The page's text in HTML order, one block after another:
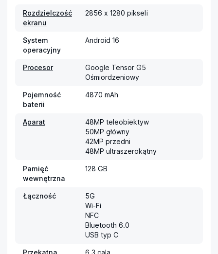
Rozdzielczość
ekranu
2856 x 1280 pikseli
System
operacyjny
Android 16
Procesor
Google Tensor G5
Ośmiordzeniowy
Pojemność
baterii
4870 mAh
Aparat
48MP teleobiektyw
50MP główny
42MP przedni
48MP ultraszerokątny
Pamięć
wewnętrzna
128 GB
Łączność
5G
Wi-Fi
NFC
Bluetooth 6.0
USB typ C
Przekątna
6.3 cala